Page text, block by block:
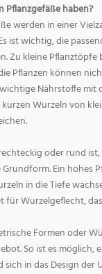
Pflanzgefäße haben?
werden in einer
ist wichtig, die
Zu kleine
Pflanzen können
Nährstoffe mit
Wurzeln von
oder rund
Grundform. Ein hohes
in die Tiefe
für Wurzelgeflecht,
Formen oder
So ist es möglich,
sich in das Design der